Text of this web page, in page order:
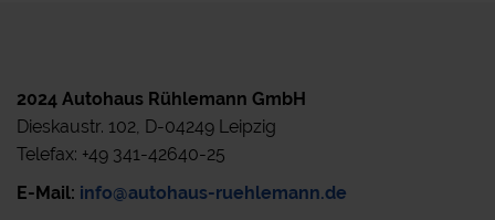
2024 Autohaus Rühlemann GmbH
Dieskaustr. 102, D-04249 Leipzig
Telefax: +49 341-42640-25
E-Mail: info@autohaus-ruehlemann.de